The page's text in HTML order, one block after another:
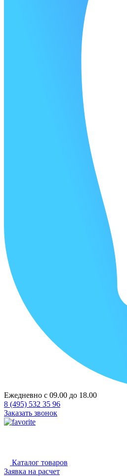
Ежедневно с 09.00 до 18.00
8 (495) 532 35 96
Заказать звонок
Каталог товаров
Заявка на расчет